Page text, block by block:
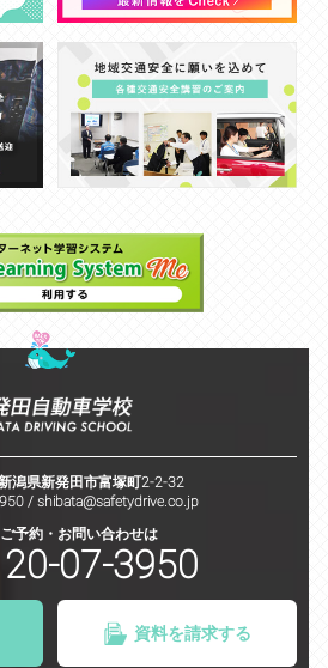
潟県新発田市富塚町2-2-32
/ shibata@safetydrive.co.jp
予約・お問い合わせは
07-3950
資料を請求する